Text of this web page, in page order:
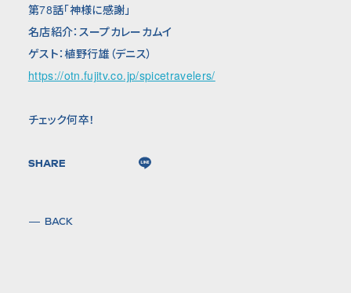
第78話「神様に感謝」
名店紹介：スープカレーカムイ
ゲスト：植野行雄（デニス）
https://otn.fujitv.co.jp/spicetravelers/
チェック何卒！
SHARE
BACK